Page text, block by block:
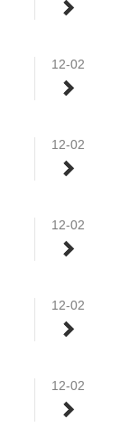
12-02
12-02
12-02
12-02
12-02